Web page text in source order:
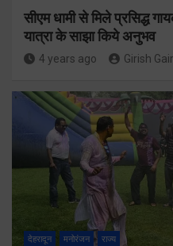
सीएम धामी से मिले प्रसिद्ध
यात्रा के साझा किये अनुभव
4 years ago Girish
देहरादून मनोरंजन राज्य